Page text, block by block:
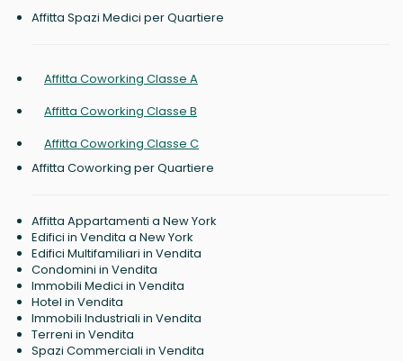
Affitta Spazi Medici per Quartiere
Affitta Coworking Classe A
Affitta Coworking Classe B
Affitta Coworking Classe C
Affitta Coworking per Quartiere
Affitta Appartamenti a New York
Edifici in Vendita a New York
Edifici Multifamiliari in Vendita
Condomini in Vendita
Immobili Medici in Vendita
Hotel in Vendita
Immobili Industriali in Vendita
Terreni in Vendita
Spazi Commerciali in Vendita